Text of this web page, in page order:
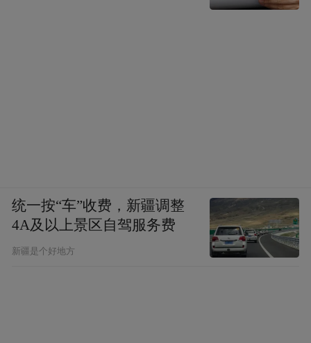
统一按“车”收费，新疆调整
4A及以上景区自驾服务费
新疆是个好地方